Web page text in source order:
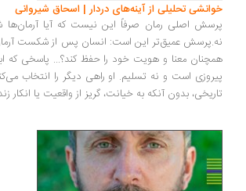
تحلیلی از آینه‌های دردار | اسحاق شیروانی
اصلی رمان صرفاً این نیست که آیا آرمان‌ها شکست
عمیق‌تر این است: انسان پس از شکست آرمان‌ها
معنا و هویت خود را حفظ کند؟... پاسخی که ابراهیم
است و نه تسلیم. او راهی دیگر را انتخاب می‌کند:
بدون آنکه به خیانت، گریز از واقعیت یا انکار زندگی